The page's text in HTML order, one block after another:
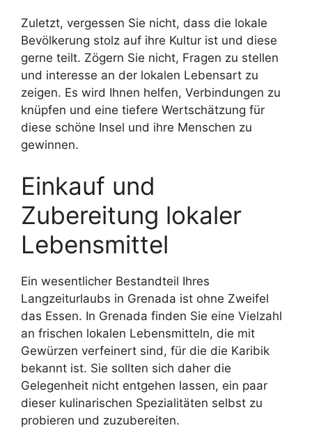
Zuletzt, vergessen Sie nicht, dass die lokale
Bevölkerung stolz auf ihre Kultur ist und diese
gerne teilt. Zögern Sie nicht, Fragen zu stellen
und interesse an der lokalen Lebensart zu
zeigen. Es wird Ihnen helfen, Verbindungen zu
knüpfen und eine tiefere Wertschätzung für
diese schöne Insel und ihre Menschen zu
gewinnen.
Einkauf und
Zubereitung lokaler
Lebensmittel
Ein wesentlicher Bestandteil Ihres
Langzeiturlaubs in Grenada ist ohne Zweifel
das Essen. In Grenada finden Sie eine Vielzahl
an frischen lokalen Lebensmitteln, die mit
Gewürzen verfeinert sind, für die die Karibik
bekannt ist. Sie sollten sich daher die
Gelegenheit nicht entgehen lassen, ein paar
dieser kulinarischen Spezialitäten selbst zu
probieren und zuzubereiten.